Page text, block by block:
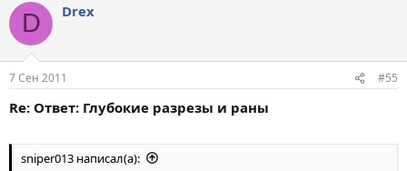
D Drex
7 Сен 2011 #55
Re: Ответ: Глубокие разрезы и раны
sniper013 написал(а):